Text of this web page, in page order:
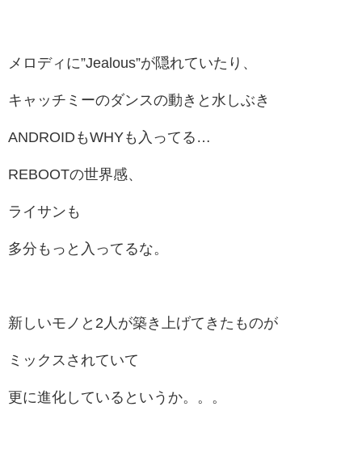
メロディに”Jealous”が隠れていたり、
キャッチミーのダンスの動きと水しぶき
ANDROIDもWHYも入ってる…
REBOOTの世界感、
ライサンも
多分もっと入ってるな。
新しいモノと2人が築き上げてきたものが
ミックスされていて
更に進化しているというか。。。